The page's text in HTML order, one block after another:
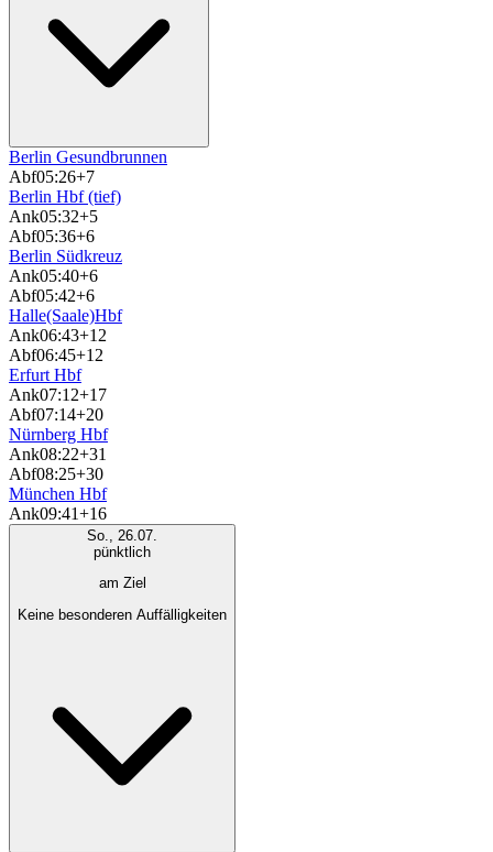
Berlin Gesundbrunnen
Abf05:26+7
Berlin Hbf (tief)
Ank05:32+5
Abf05:36+6
Berlin Südkreuz
Ank05:40+6
Abf05:42+6
Halle(Saale)Hbf
Ank06:43+12
Abf06:45+12
Erfurt Hbf
Ank07:12+17
Abf07:14+20
Nürnberg Hbf
Ank08:22+31
Abf08:25+30
München Hbf
Ank09:41+16
So., 26.07.
pünktlich
am Ziel
Keine besonderen Auffälligkeiten